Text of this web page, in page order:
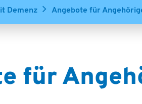
Demenz Angebote für
für